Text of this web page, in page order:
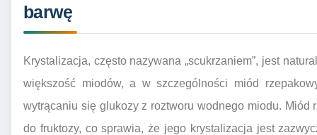
barwę
Krystalizacja, często nazywana „scukrzaniem”, jest
większość miodów, a w szczególności miód
wytrącaniu się glukozy z roztworu wodnego miodu.
do fruktozy, co sprawia, że jego krystalizacja jest